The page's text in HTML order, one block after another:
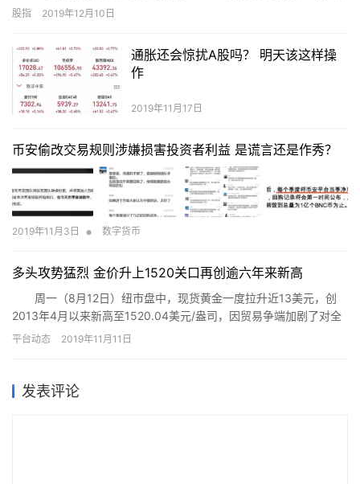
封涨停，收盘涨幅回落至7.47%，岷江水电(行情600131,诊股)午后
一科技(行情300356,诊股)和东方电子(行情000682,诊股)等个股也
纷纷跟涨。
股指 2019年12月10日
通胀还会惊扰A股吗？ 明天该这样操
作
2019年11月17日
币安偷改交易规则涉嫌损害投资者利益 是谎言还是作秀？
2019年11月3日 • 数字货币
多头攻势猛烈 金价升上1520关口再创逾六年来新高
周一（8月12日）纽市盘中，现货黄金一度拉升近13美元，创
2013年4月以来新高至1520.04美元/盎司，因贸易争端加剧了对全
球经济增长和汇率波动的担忧，美国股市大幅下滑，引发了避险买
平台动态 2019年11月11日
发表评论